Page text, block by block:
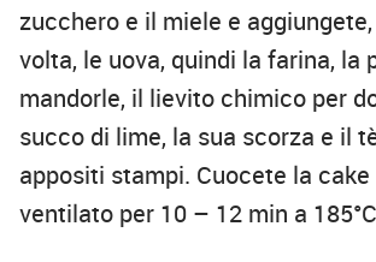
zucchero e il miele e
volta, le uova, quindi la farina, la
mandorle, il lievito chimico per
succo di lime, la sua scorza e il
appositi stampi. Cuocete la
ventilato per 10 – 12 min a